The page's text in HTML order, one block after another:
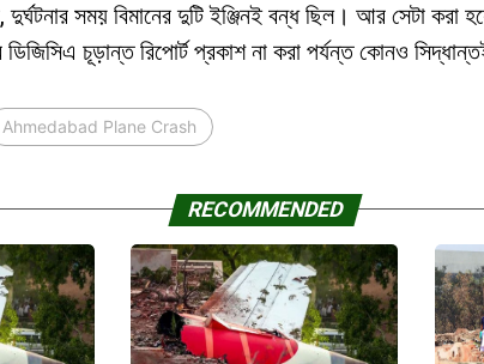
দুর্ঘটনার সময় বিমানের দুটি ইঞ্জিনই বন্ধ ছিল। আর সেটা করা
চূড়ান্ত রিপোর্ট প্রকাশ না করা পর্যন্ত কোনও
Ahmedabad Plane Crash
RECOMMENDED